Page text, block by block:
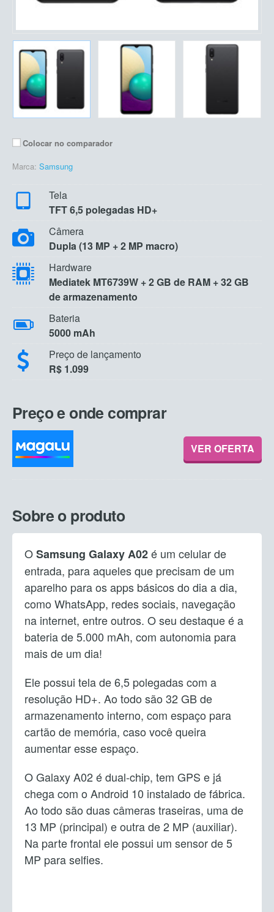
Colocar no comparador
Marca: Samsung
Tela
TFT 6,5 polegadas HD+
Câmera
Dupla (13 MP + 2 MP macro)
Hardware
Mediatek MT6739W + 2 GB de RAM + 32 GB
de armazenamento
Bateria
5000 mAh
Preço de lançamento
R$ 1.099
Preço e onde comprar
VER OFERTA
Sobre o produto
OSamsung Galaxy A02é um celular de
entrada, para aqueles que precisam de um
aparelho para os apps básicos do dia a dia,
como WhatsApp, redes sociais, navegação
na internet, entre outros. O seu destaque é a
bateria de 5.000 mAh, com autonomia para
mais de um dia!
Ele possui tela de 6,5 polegadas com a
resolução HD+. Ao todo são 32 GB de
armazenamento interno, com espaço para
cartão de memória, caso você queira
aumentar esse espaço.
O Galaxy A02 é dual-chip, tem GPS e já
chega com o Android 10 instalado de fábrica.
Ao todo são duas câmeras traseiras, uma de
13 MP (principal) e outra de 2 MP (auxiliar).
Na parte frontal ele possui um sensor de 5
MP para selfies.